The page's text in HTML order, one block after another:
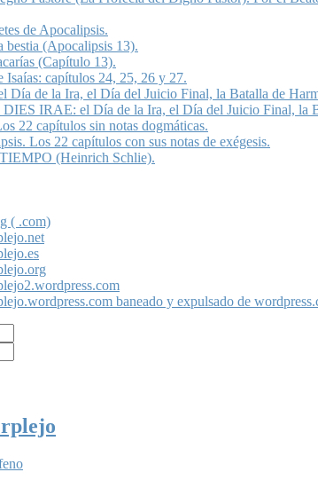
de Apocalipsis.
bestia (Apocalipsis 13).
(Capítulo 13).
Isaías: capítulos 24, 25, 26 y 27.
Día de la Ira, el Día del Juicio Final, la Batalla de
IRAE: el Día de la Ira, el Día del Juicio Final, la
22 capítulos sin notas dogmáticas.
Los 22 capítulos con sus notas de exégesis.
(Heinrich Schlie).
( .com)
baneado y expulsado de